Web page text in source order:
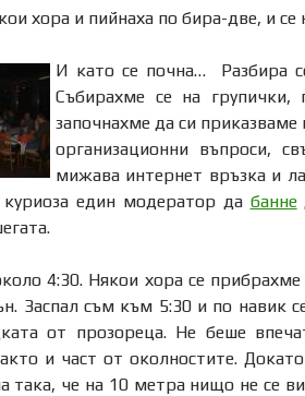
хора и пийнаха по бира-две, и
И като се почна… Разбира
Събирахме се на групички,
започнахме да си
организационни въпроси,
мижава интернет връзка и
куриоза един модератор да банне
4:30. Някои хора се
Заспал съм към 5:30 и по навик
от прозореца. Не беше
и част от околностите.
така, че на 10 метра нищо не се